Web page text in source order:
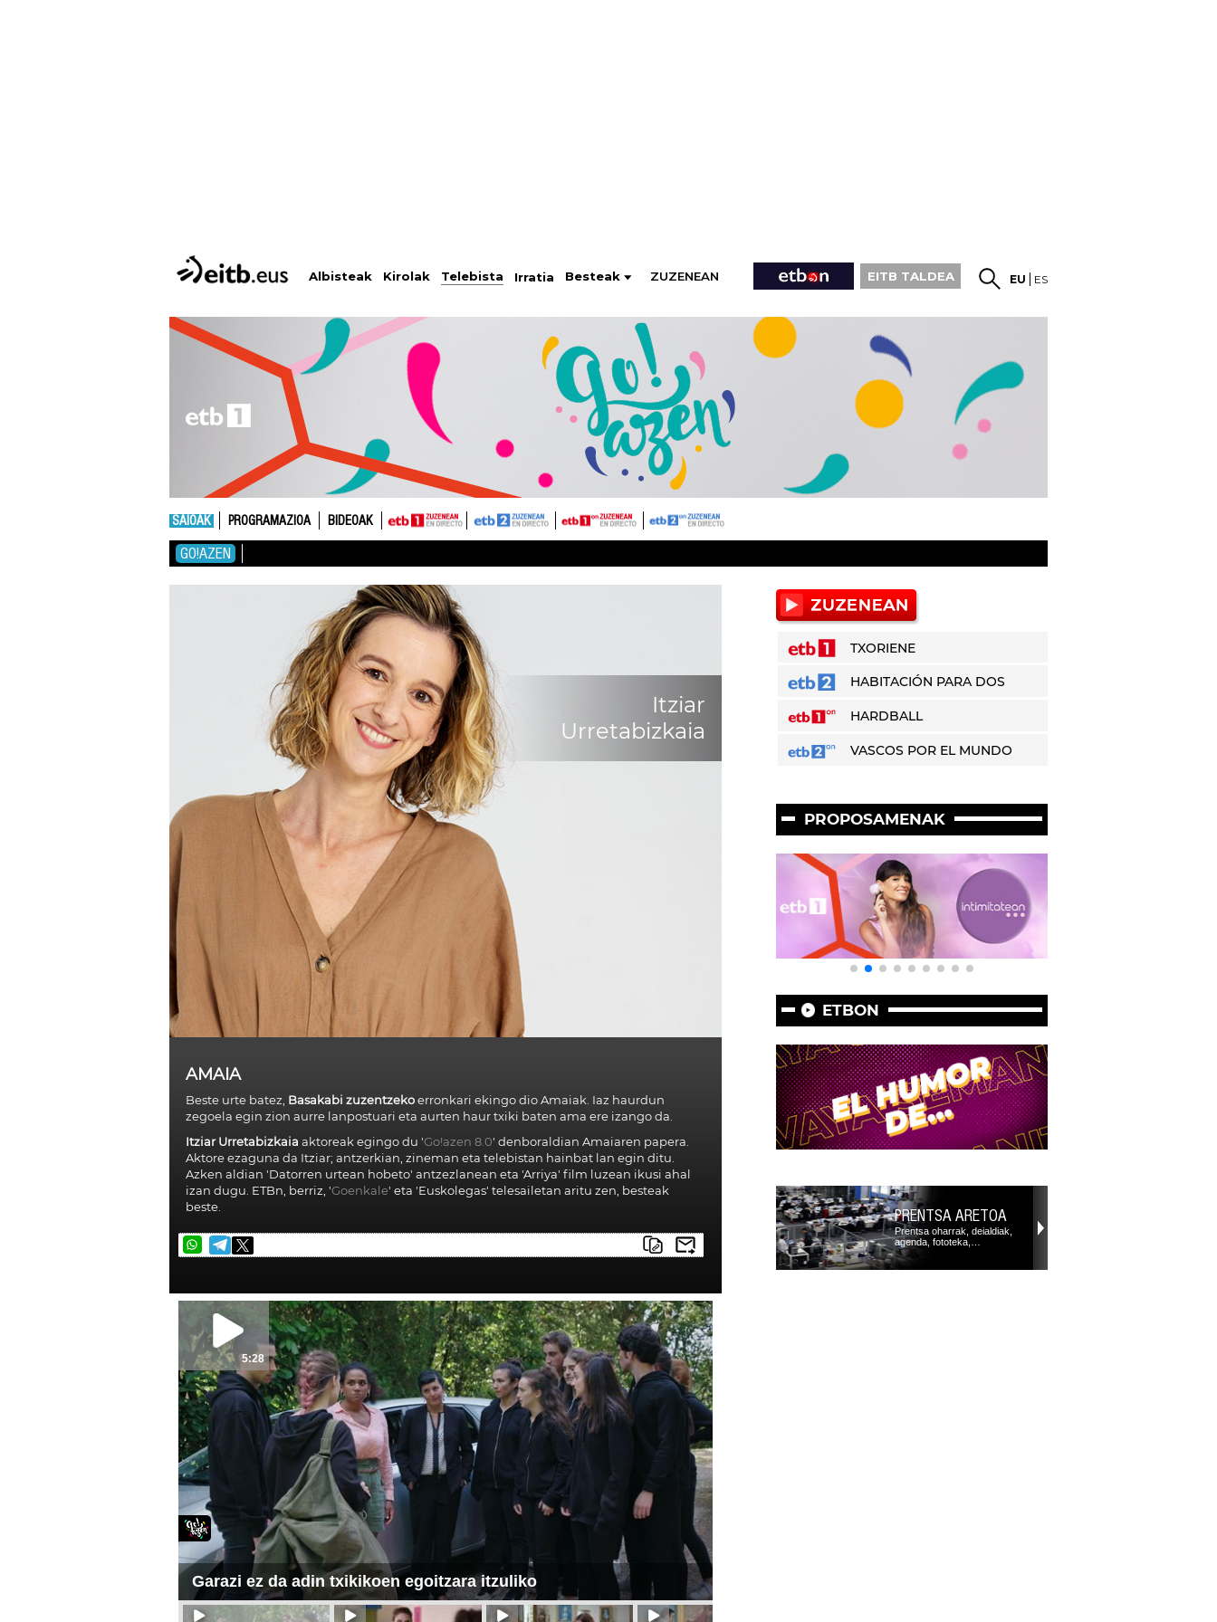
Albisteak Kirolak Telebista Irratia Besteak ZUZENEAN EITB TALDEA EU ES
SAIOAK PROGRAMAZIOA BIDEOAK
GO!AZEN
Itziar
Urretabizkaia
AMAIA
Beste urte batez, Basakabi zuzentzekoerronkari ekingo dio Amaiak. Iaz haurdun
zegoela egin zion aurre lanpostuari eta aurten haur txiki baten ama ere izango da.
Itziar Urretabizkaia aktoreak egingo du 'Go!azen 8.0' denboraldian Amaiaren papera.
Aktore ezaguna da Itziar; antzerkian, zineman eta telebistan hainbat lan egin ditu.
Azken aldian 'Datorren urtean hobeto' antzezlanean eta 'Arriya' film luzean ikusi ahal
izan dugu. ETBn, berriz, 'Goenkale' eta 'Euskolegas' telesailetan aritu zen, besteak
beste.
5:28
Garazi ez da adin txikikoen egoitzara itzuliko
TXORIENE
HABITACIÓN PARA DOS
HARDBALL
VASCOS POR EL MUNDO
PROPOSAMENAK
ETBON
PRENTSA ARETOA
Prentsa oharrak, deialdiak,
agenda, fototeka,…